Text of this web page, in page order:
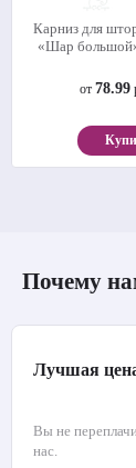
Карниз для
«Шар
от 78.99
Почему
Лучшая
Вы не
нас.